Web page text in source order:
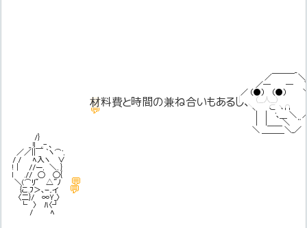
💬
💬
💬
💬
材料費と時間の兼ね合いもあるし、
／ ＼
／─ ─
／ （●） （●）
ラプラスさんがいいって言ったらいいお | （__人__）
＼ ⊂ ヽ∩
| | '､＿ ＼ ／
| |＿＿＼ “
＼ ＿＿＿＼_／
/}
_ !l ,.- 、
／／||￣ ｀ヽ⌒',
/ / ﾍ入ヽ ∨
!｜ //ー, ＼, }
l .// ○ ○{
＼(⌒ﾘ" △"ﾉ
{こ.ﾌ＞､ｰ,.イ
〈二}/ ∞Y_〉
└ 〉 ﾊ〈┘
/ ﾍ